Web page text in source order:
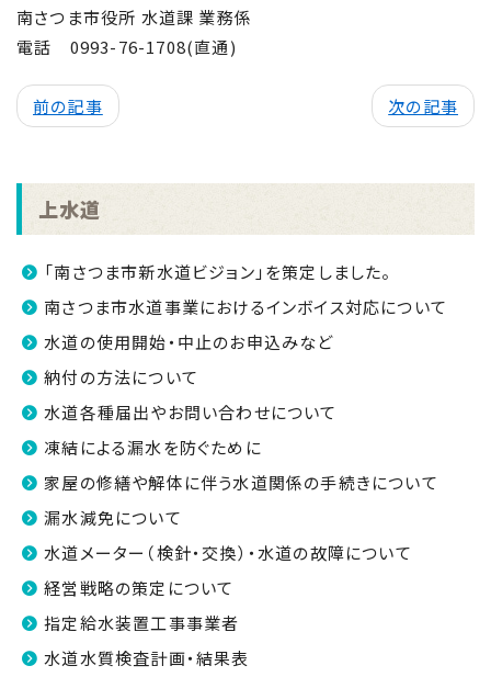
南さつま市役所 水道課 業務係
電話 0993-76-1708(直通)
前の記事 次の記事
上水道
「南さつま市新水道ビジョン」を策定しました。
南さつま市水道事業におけるインボイス対応について
水道の使用開始・中止のお申込みなど
納付の方法について
水道各種届出やお問い合わせについて
凍結による漏水を防ぐために
家屋の修繕や解体に伴う水道関係の手続きについて
漏水減免について
水道メーター（検針・交換）・水道の故障について
経営戦略の策定について
指定給水装置工事事業者
水道水質検査計画・結果表